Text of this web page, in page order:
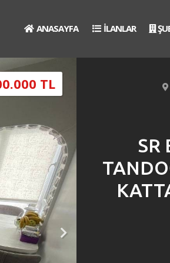
ANASAYFA İLANLAR
TL
SR